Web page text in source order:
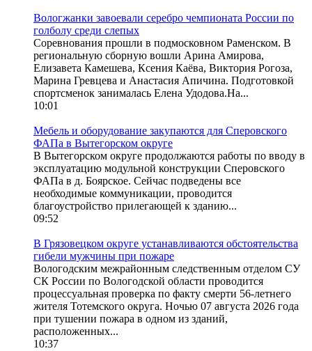
Вологжанки завоевали серебро чемпионата России по
голболу среди слепых
Соревнования прошли в подмосковном Раменском. В
региональную сборную вошли Арина Амирова,
Елизавета Камешева, Ксения Каёва, Виктория Рогоза,
Марина Гревцева и Анастасия Апичина. Подготовкой
спортсменок занималась Елена Удодова.На...
10:01
Мебель и оборудование закупаются для Сперовского
ФАПа в Вытегорском округе
В Вытегорском округе продолжаются работы по вводу в
эксплуатацию модульной конструкции Сперовского
ФАПа в д. Боярское. Сейчас подведены все
необходимые коммуникации, проводится
благоустройство прилегающей к зданию...
09:52
В Грязовецком округе устанавливаются обстоятельства
гибели мужчины при пожаре
Вологодским межрайонным следственным отделом СУ
СК России по Вологодской области проводится
процессуальная проверка по факту смерти 56-летнего
жителя Тотемского округа. Ночью 07 августа 2026 года
при тушении пожара в одном из зданий,
расположенных...
10:37